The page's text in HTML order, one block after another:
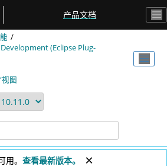
产品文档
(Eclipse Plug-
视图
用。 查看最新版本。